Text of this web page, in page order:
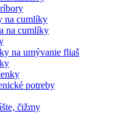
na cumlíky
na cumlíky
na umývanie fliaš
potreby
čižmy